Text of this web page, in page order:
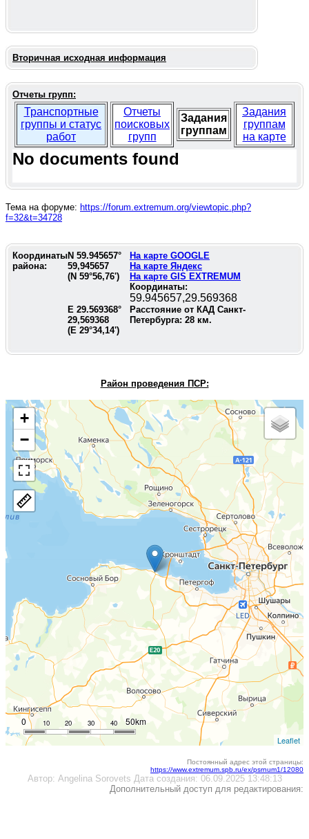
Вторичная исходная информация
Отчеты групп:
Транспортные
группы и статус
работ
Отчеты
поисковых
групп
Задания
группам
Задания
группам
на карте
No documents found
Тема на форуме: https://forum.extremum.org/viewtopic.php?
f=32&t=34728
Координаты
района:
N 59.945657°
59,945657
(N 59°56,76')
На карте GOOGLE
На карте Яндекс
На карте GIS EXTREMUM
Координаты:
59.945657,29.569368
E 29.569368°
29,569368
(E 29°34,14')
Расстояние от КАД Санкт-
Петербурга: 28 км.
Район проведения ПСР:
+
−
10
0 20 30 40 50km
Leaflet
Постоянный адрес этой страницы:
https://www.extremum.spb.ru/ex/psrnum1/12080
Автор: Angelina Sorovets Дата создания: 06.09.2025 13:48:13
Дополнительный доступ для редактирования: